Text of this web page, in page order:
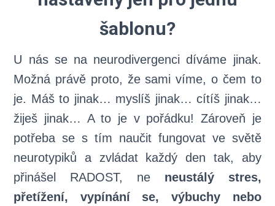
šablonu?
U nás se na neurodivergenci díváme jinak.
Možná právě proto, že sami víme, o čem to
je. Máš to jinak… myslíš jinak… cítíš jinak…
žiješ jinak… A to je v pořádku! Zároveň je
potřeba se s tím naučit fungovat ve světě
neurotypiků a zvládat každý den tak, aby
přinášel RADOST, ne neustálý stres,
přetížení, vypínání se, výbuchy nebo